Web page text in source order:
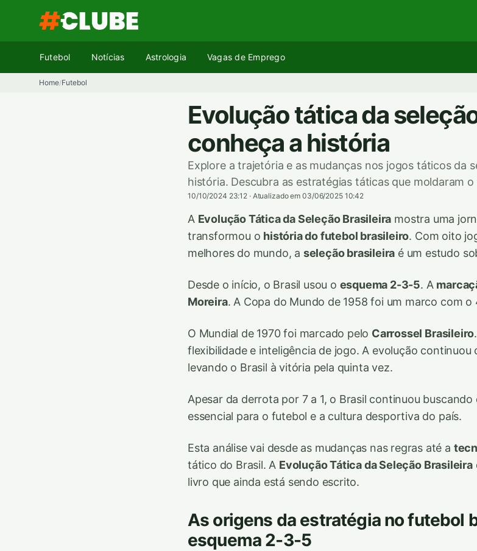
conteúdo
Futebol Notícias Astrologia Vagas de Emprego
Home/Futebol
Evolução tática da
conheça a história
Explore a trajetória e as mudanças nos jogos táticos da
história. Descubra as estratégias táticas que moldaram
10/10/2024 23:12 · Atualizado em 03/06/2025 10:42
A Evolução Tática da Seleção Brasileira mostra uma
transformou o história do futebol brasileiro. Com oito
melhores do mundo, a seleção brasileira é um estudo
Desde o início, o Brasil usou o esquema 2-3-5. A
Moreira. A Copa do Mundo de 1958 foi um marco com
O Mundial de 1970 foi marcado pelo Carrossel Brasileiro
flexibilidade e inteligência de jogo. A evolução continuou
levando o Brasil à vitória pela quinta vez.
Apesar da derrota por 7 a 1, o Brasil continuou
essencial para o futebol e a cultura desportiva do país.
Esta análise vai desde as mudanças nas regras até a
tático do Brasil. A Evolução Tática da Seleção Brasileira
livro que ainda está sendo escrito.
As origens da estratégia no futebol
esquema 2-3-5